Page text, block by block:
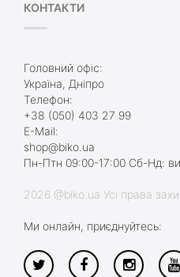
КОНТАКТИ
Головний офіс:
Україна, Дніпро
Телефон:
+38 (050) 403 27 99
E-Mail:
shop@biko.ua
Пн-Птн 09:00-17:00 Сб-Нд:
2026 @biko.ua Усі права
Ми онлайн, приєднуйтесь: